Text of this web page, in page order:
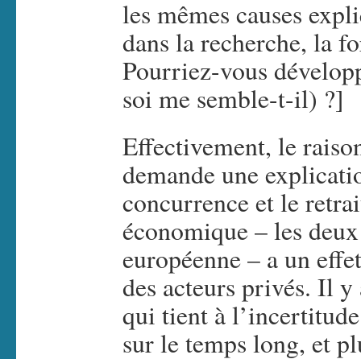
les mêmes causes
dans la recherche, la
Pourriez-vous
soi me semble-t-il) ?]
Effectivement, le
demande une
concurrence et le
économique – les
européenne – a un
des acteurs privés. Il
qui tient à
sur le temps long, et